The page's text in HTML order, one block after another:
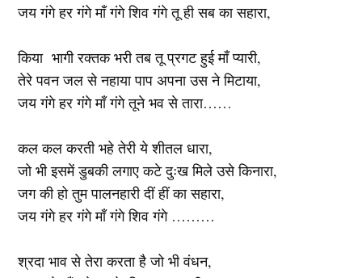
जय गंगे हर गंगे माँ गंगे शिव गंगे तू ही सब का सहारा,
किया भागी रक्तक भरी तब तू प्रगट हुई माँ प्यारी,
तेरे पवन जल से नहाया पाप अपना उस ने मिटाया,
जय गंगे हर गंगे माँ गंगे तूने भव से तारा……
कल कल करती भहे तेरी ये शीतल धारा,
जो भी इसमें डुबकी लगाए कटे दुःख मिले उसे किनारा,
जग की हो तुम पालनहारी दीं हीं का सहारा,
जय गंगे हर गंगे माँ गंगे शिव गंगे ………
श्रदा भाव से तेरा करता है जो भी वंधन,